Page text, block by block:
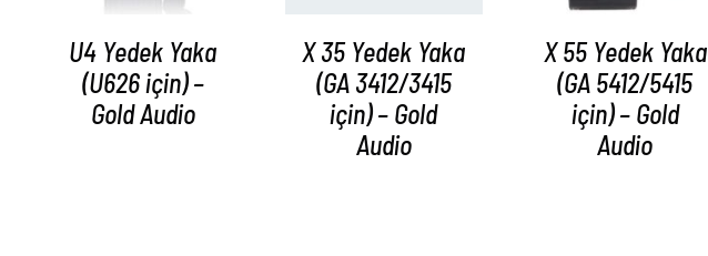
U4 Yedek Yaka
(U626 için) –
Gold Audio
X 35 Yedek Yaka
(GA 3412/3415
için) – Gold
Audio
X 55 Yedek Yaka
(GA 5412/5415
için) – Gold
Audio